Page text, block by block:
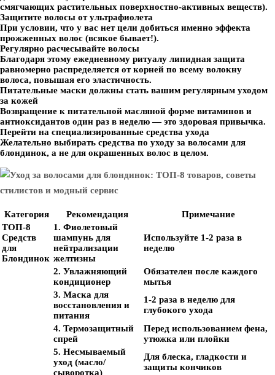
смягчающих растительных поверхностно-активных веществ).
Защитите волосы от ультрафиолета
При условии, что у вас нет цели добиться именно эффекта
прожженных волос (всякое бывает!).
Регулярно расчесывайте волосы
Благодаря этому ежедневному ритуалу липидная защита
равномерно распределяется от корней по всему волокну
волоса, повышая его эластичность.
Питательные маски должны стать вашим регулярным уходом
за кожей
Возвращение к питательной масляной форме витаминов и
антиоксидантов один раз в неделю — это здоровая привычка.
Перейти на специализированные средства ухода
Желательно выбирать средства по уходу за волосами для
блондинок, а не для окрашенных волос в целом.
Категория Рекомендация
Примечание
ТОП-8
Средств
для
Блондинок
1. Фиолетовый
шампунь для
нейтрализации
желтизны
Используйте 1-2 раза в
неделю
2. Увлажняющий
кондиционер
Обязателен после каждого
мытья
3. Маска для
восстановления и
питания
1-2 раза в неделю для
глубокого ухода
4. Термозащитный
спрей
Перед использованием фена,
утюжка или плойки
5. Несмываемый
уход (масло/
сыворотка)
Для блеска, гладкости и
защиты кончиков